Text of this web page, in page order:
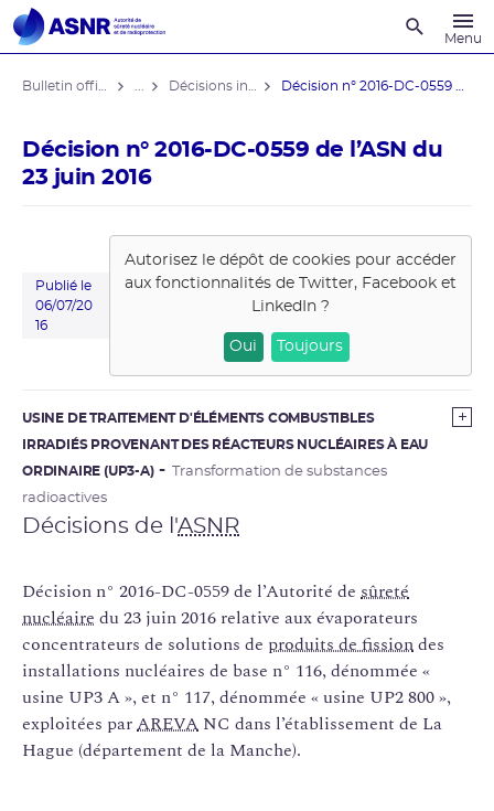
Menu
Décision n° 2016-DC-0559 de l’ASN du
23 juin 2016
Publié le
06/07/20
16
Autorisez le dépôt de cookies pour accéder
aux fonctionnalités de Twitter, Facebook et
LinkedIn?
Oui Toujours
USINE DE TRAITEMENT D'ÉLÉMENTS COMBUSTIBLES
IRRADIÉS PROVENANT DES RÉACTEURS NUCLÉAIRES À EAU
ORDINAIRE (UP3-A)
Transformation de substances
radioactives
Décisions de l'ASNR
Décision n° 2016-DC-0559 de l’Autorité de sûreté
nucléaire du 23 juin 2016 relative aux évaporateurs
concentrateurs de solutions de produits de fissiondes
installations nucléaires de base n° 116, dénommée «
usine UP3 A », et n° 117, dénommée « usine UP2 800 »,
exploitées parAREVA NC dans l’établissement de La
Hague (département de la Manche).